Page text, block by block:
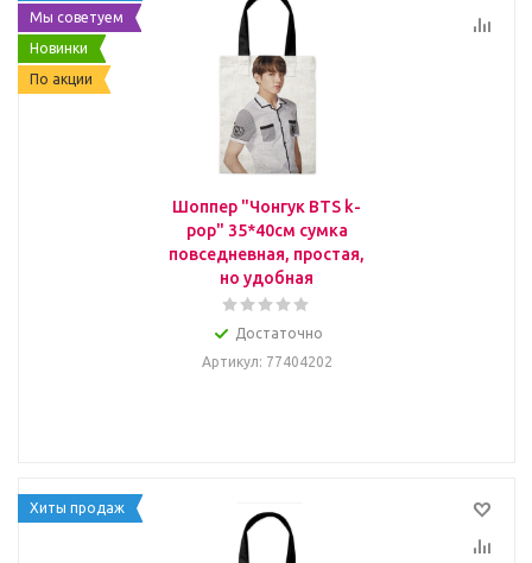
Мы советуем
Новинки
По акции
Шоппер "Чонгук BTS k-
pop" 35*40см сумка
повседневная, простая,
но удобная
Достаточно
Артикул: 77404202
Хиты продаж